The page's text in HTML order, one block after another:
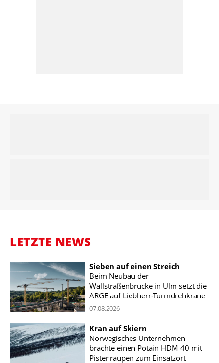
LETZTE NEWS
Sieben auf einen Streich
Beim Neubau der
Wallstraßenbrücke in Ulm setzt die
ARGE auf Liebherr-Turmdrehkrane
07.08.2026
Kran auf Skiern
Norwegisches Unternehmen
brachte einen Potain HDM 40 mit
Pistenraupen zum Einsatzort